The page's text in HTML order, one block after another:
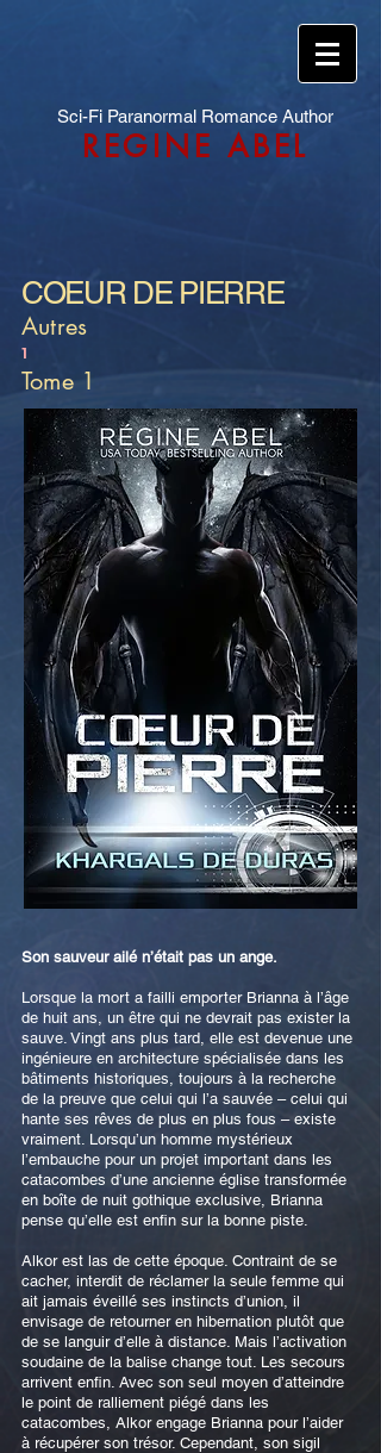
Sci-Fi Paranormal Romance Author
REGINE ABEL
COEUR DE PIERRE
Autres
1
Tome 1
Son sauveur ailé n’était pas un ange.
Lorsque la mort a failli emporter Brianna à l’âge
de huit ans, un être qui ne devrait pas exister la
sauve. Vingt ans plus tard, elle est devenue une
ingénieure en architecture spécialisée dans les
bâtiments historiques, toujours à la recherche
de la preuve que celui qui l’a sauvée – celui qui
hante ses rêves de plus en plus fous – existe
vraiment. Lorsqu’un homme mystérieux
l’embauche pour un projet important dans les
catacombes d’une ancienne église transformée
en boîte de nuit gothique exclusive, Brianna
pense qu’elle est enfin sur la bonne piste.
Alkor est las de cette époque. Contraint de se
cacher, interdit de réclamer la seule femme qui
ait jamais éveillé ses instincts d’union, il
envisage de retourner en hibernation plutôt que
de se languir d’elle à distance. Mais l’activation
soudaine de la balise change tout. Les secours
arrivent enfin. Avec son seul moyen d’atteindre
le point de ralliement piégé dans les
catacombes, Alkor engage Brianna pour l’aider
à récupérer son trésor. Cependant, son sigil